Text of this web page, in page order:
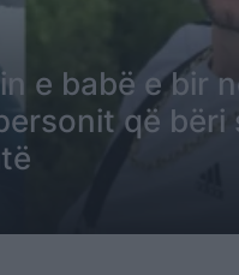
e babë e bir
që bëri